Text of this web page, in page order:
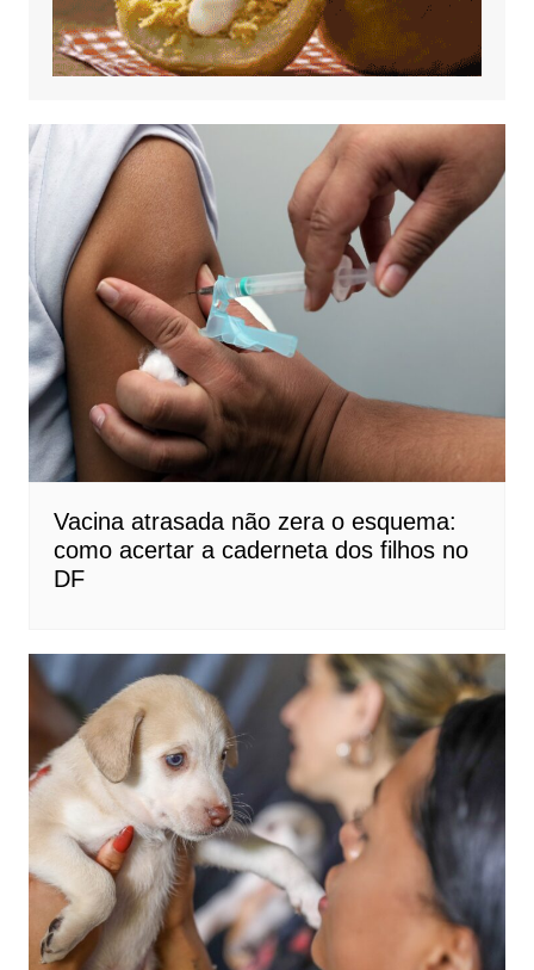
Vacina atrasada não zera o esquema:
como acertar a caderneta dos filhos no
DF